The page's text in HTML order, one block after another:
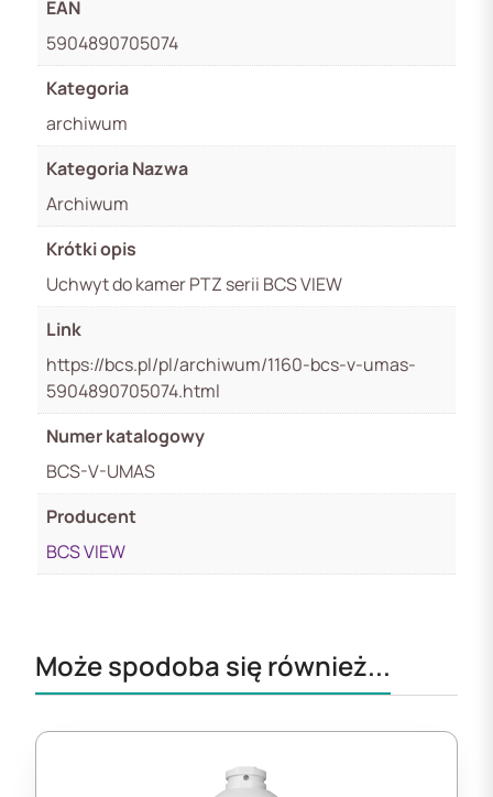
EAN
5904890705074
Kategoria
archiwum
Kategoria Nazwa
Archiwum
Krótki opis
Uchwyt do kamer PTZ serii BCS VIEW
Link
https://bcs.pl/pl/archiwum/1160-bcs-v-umas-
5904890705074.html
Numer katalogowy
BCS-V-UMAS
Producent
BCS VIEW
Może spodoba się również...